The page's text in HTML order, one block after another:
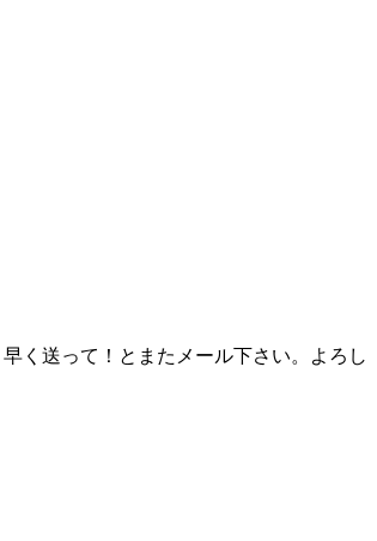
く送って！とまたメール下さい。よろし